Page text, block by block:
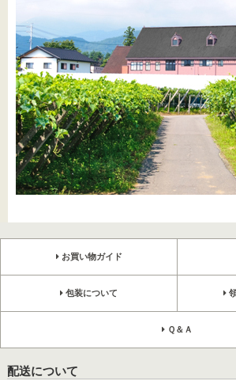
お買い物ガイド
包装について
Ｑ＆Ａ
配送について